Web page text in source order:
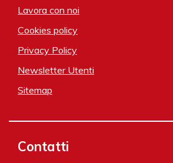
Lavora con noi
Cookies policy
Privacy Policy
Newsletter Utenti
Sitemap
Contatti